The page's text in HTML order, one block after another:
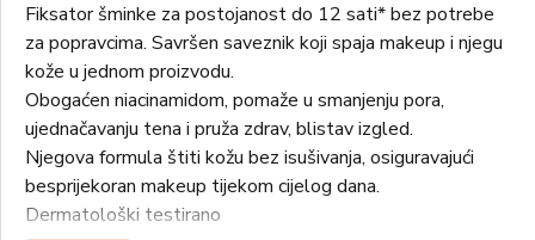
Fiksator šminke za postojanost do 12 sati* bez potrebe
za popravcima. Savršen saveznik koji spaja makeup i njegu
kože u jednom proizvodu.
Obogaćen niacinamidom, pomaže u smanjenju pora,
ujednačavanju tena i pruža zdrav, blistav izgled.
Njegova formula štiti kožu bez isušivanja, osiguravajući
besprijekoran makeup tijekom cijelog dana.
Dermatološki testirano